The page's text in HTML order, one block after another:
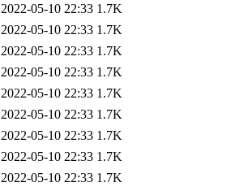
2022-05-10 22:33 1.7K
2022-05-10 22:33 1.7K
2022-05-10 22:33 1.7K
2022-05-10 22:33 1.7K
2022-05-10 22:33 1.7K
2022-05-10 22:33 1.7K
2022-05-10 22:33 1.7K
2022-05-10 22:33 1.7K
2022-05-10 22:33 1.7K